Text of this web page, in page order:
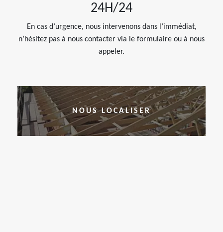
24H/24
En cas d’urgence, nous intervenons dans l’immédiat,
n’hésitez pas à nous contacter via le formulaire ou à nous
appeler.
NOUS LOCALISER